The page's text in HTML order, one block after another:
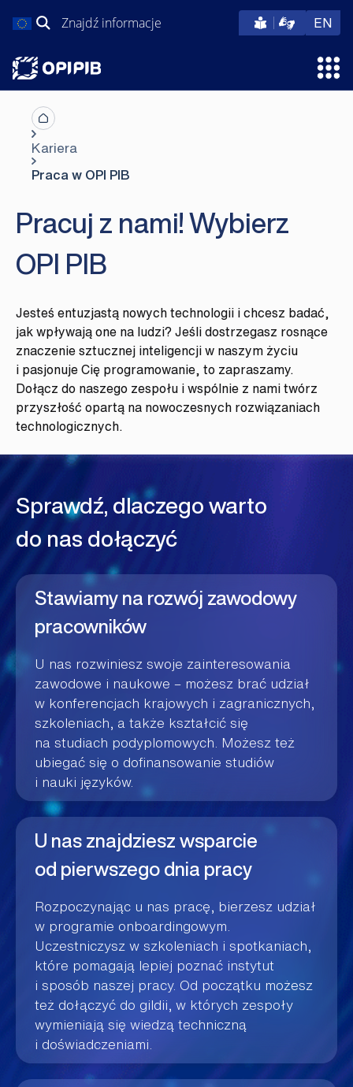
do
Szukaj: EN
Kariera
Praca w OPI PIB
Pracuj z nami! Wybierz
OPI PIB
Jesteś entuzjastą nowych technologii i chcesz badać,
jak wpływają one na ludzi? Jeśli dostrzegasz rosnące
znaczenie sztucznej inteligencji w naszym życiu
i pasjonuje Cię programowanie, to zapraszamy.
Dołącz do naszego zespołu i wspólnie z nami twórz
przyszłość opartą na nowoczesnych rozwiązaniach
technologicznych.
Sprawdź, dlaczego warto
do nas dołączyć
Stawiamy na rozwój zawodowy
pracowników
U nas rozwiniesz swoje zainteresowania
zawodowe i naukowe – możesz brać udział
w konferencjach krajowych i zagranicznych,
szkoleniach, a także kształcić się
na studiach podyplomowych. Możesz też
ubiegać się o dofinansowanie studiów
i nauki języków.
U nas znajdziesz wsparcie
od pierwszego dnia pracy
Rozpoczynając u nas pracę, bierzesz udział
w programie onboardingowym.
Uczestniczysz w szkoleniach i spotkaniach,
które pomagają lepiej poznać instytut
i sposób naszej pracy. Od początku możesz
też dołączyć do gildii, w których zespoły
wymieniają się wiedzą techniczną
i doświadczeniami.